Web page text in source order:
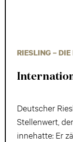
RIESLING –
Deutscher
Stellenwert,
innehatte: Er